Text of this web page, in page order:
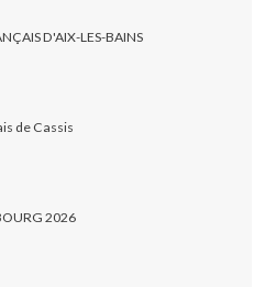
D'AIX-LES-BAINS
de Cassis
2026